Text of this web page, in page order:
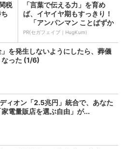
税
「言葉で伝える力」を育め
ば、イヤイヤ期もすっきり！
「アンパンマン ことばずか
ん...
PR(セガフェイブ｜HugKum)
」を発生しないようにしたら、葬儀
った (1/6)
ィオン「2.5兆円」統合で、あなた
電量販店を選ぶ自由」が...